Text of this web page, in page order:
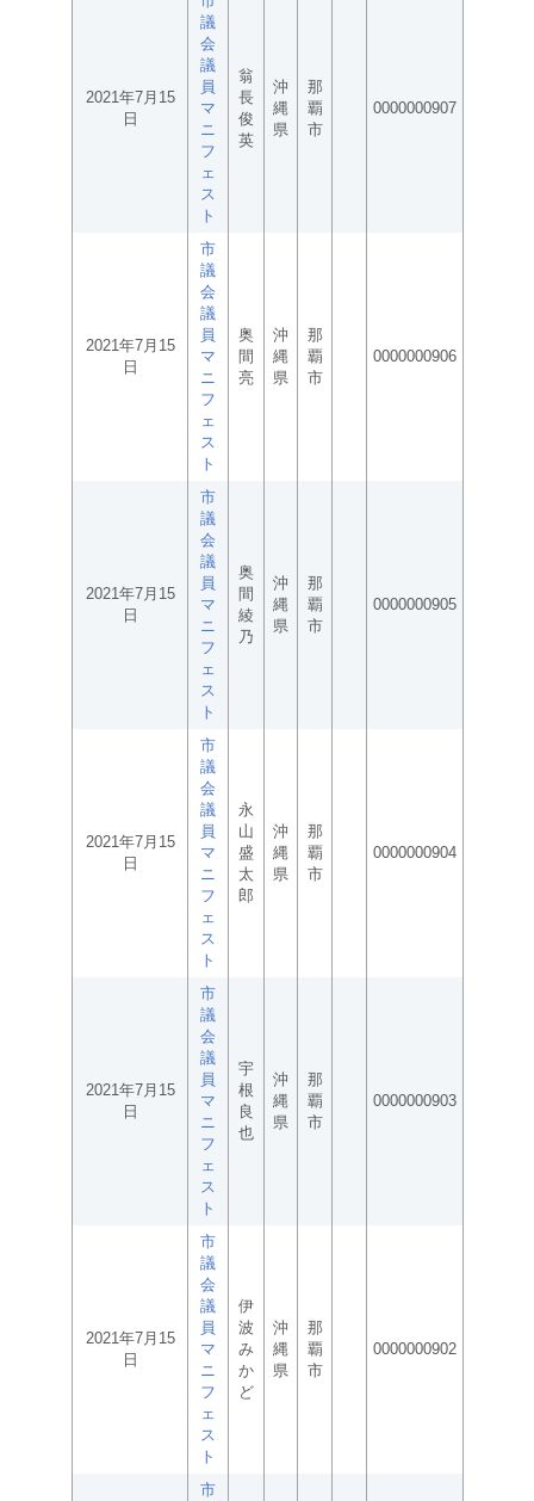
2021年7月15
日
議
会
議
員
マ
ニ
フ
ェ
ス
ト
翁
長
俊
英
沖
縄
県
那
覇
市
0000000907
2021年7月15
日
市
議
会
議
員
マ
ニ
フ
ェ
ス
ト
奥
間
亮
沖
縄
県
那
覇
市
0000000906
2021年7月15
日
市
議
会
議
員
マ
ニ
フ
ェ
ス
ト
奥
間
綾
乃
沖
縄
県
那
覇
市
0000000905
2021年7月15
日
市
議
会
議
員
マ
ニ
フ
ェ
ス
ト
永
山
盛
太
郎
沖
縄
県
那
覇
市
0000000904
2021年7月15
日
市
議
会
議
員
マ
ニ
フ
ェ
ス
ト
宇
根
良
也
沖
縄
県
那
覇
市
0000000903
2021年7月15
日
市
議
会
議
員
マ
ニ
フ
ェ
ス
ト
伊
波
み
か
ど
沖
縄
県
那
覇
市
0000000902
市